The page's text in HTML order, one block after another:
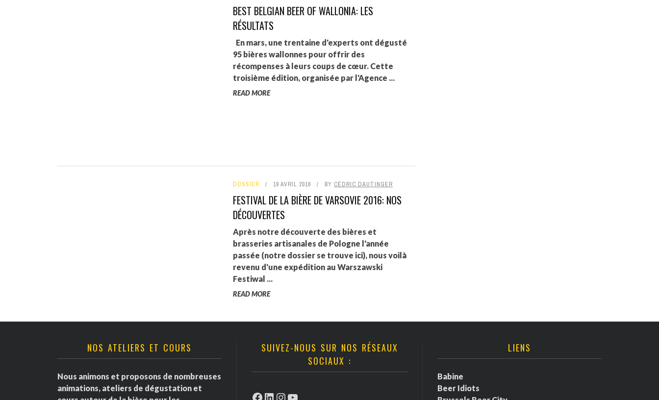
BEST BELGIAN BEER OF WALLONIA: LES
RÉSULTATS
En mars, une trentaine d'experts ont dégusté
95 bières wallonnes pour offrir des
récompenses à leurs coups de cœur. Cette
troisième édition, organisée par l'Agence ...
READ MORE
DOSSIER 19 AVRIL 2016 BY CÉDRIC DAUTINGER
FESTIVAL DE LA BIÈRE DE VARSOVIE 2016: NOS
DÉCOUVERTES
Après notre découverte des bières et
brasseries artisanales de Pologne l'année
passée (notre dossier se trouve ici), nous voilà
revenu d'une expédition au Warszawski
Festiwal ...
READ MORE
NOS ATELIERS ET COURS
Nous animons et proposons de nombreuses
animations, ateliers de dégustation et
SUIVEZ-NOUS SUR NOS RÉSEAUX
SOCIAUX :
Facebook
LinkedIn
Instagram
YouTube
LIENS
Babine
Beer Idiots